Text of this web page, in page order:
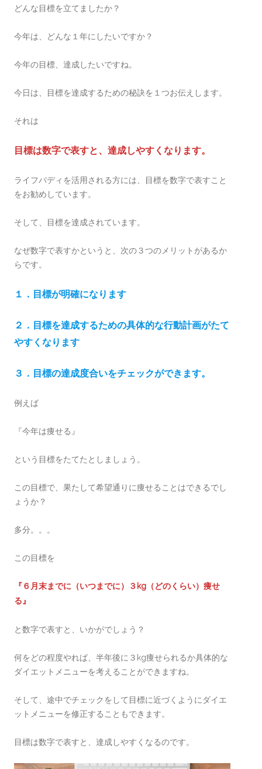
どんな目標を立てましたか？
今年は、どんな１年にしたいですか？
今年の目標、達成したいですね。
今日は、目標を達成するための秘訣を１つお伝えします。
それは
目標は数字で表すと、達成しやすくなります。
ライフバディを活用される方には、目標を数字で表すこと
をお勧めしています。
そして、目標を達成されています。
なぜ数字で表すかというと、次の３つのメリットがあるか
らです。
１．目標が明確になります
２．目標を達成するための具体的な行動計画がたて
やすくなります
３．目標の達成度合いをチェックができます。
例えば
『今年は痩せる』
という目標をたてたとしましょう。
この目標で、果たして希望通りに痩せることはできるでし
ょうか？
多分。。。
この目標を
『６月末までに（いつまでに）３kg（どのくらい）痩せ
る』
と数字で表すと、いかがでしょう？
何をどの程度やれば、半年後に３kg痩せられるか具体的な
ダイエットメニューを考えることができますね。
そして、途中でチェックをして目標に近づくようにダイエ
ットメニューを修正することもできます。
目標は数字で表すと、達成しやすくなるのです。